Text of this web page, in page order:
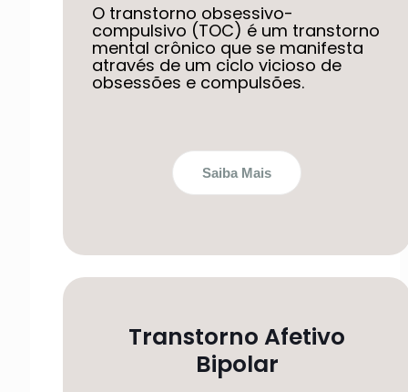
O transtorno obsessivo-
compulsivo (TOC) é um transtorno
mental crônico que se manifesta
através de um ciclo vicioso de
obsessões e compulsões.
Saiba Mais
Transtorno Afetivo
Bipolar